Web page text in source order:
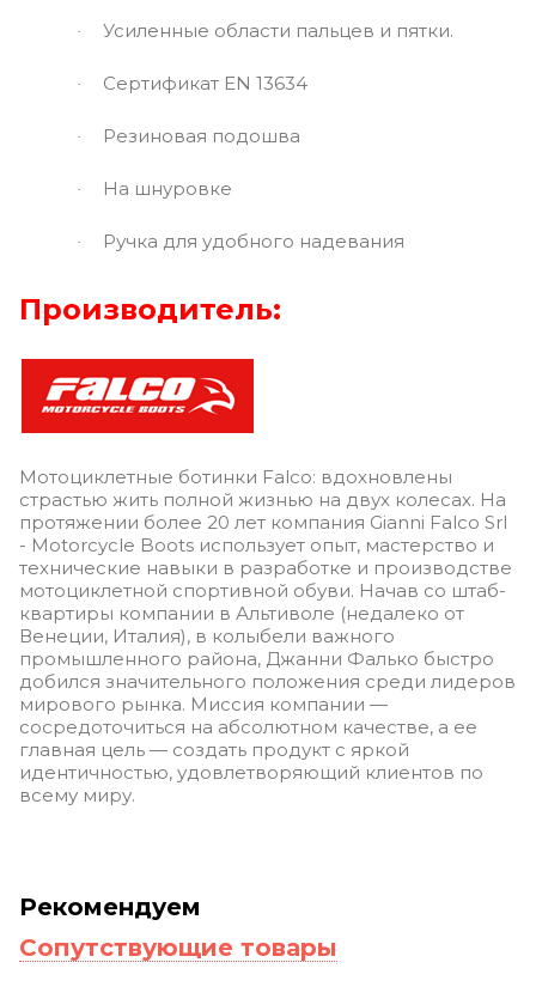
· Усиленные области пальцев и пятки.
· Сертификат EN 13634
· Резиновая подошва
· На шнуровке
· Ручка для удобного надевания
Производитель:
Мотоциклетные ботинки Falco: вдохновлены
страстью жить полной жизнью на двух колесах. На
протяжении более 20 лет компания Gianni Falco Srl
- Motorcycle Boots использует опыт, мастерство и
технические навыки в разработке и производстве
мотоциклетной спортивной обуви. Начав со штаб-
квартиры компании в Альтиволе (недалеко от
Венеции, Италия), в колыбели важного
промышленного района, Джанни Фалько быстро
добился значительного положения среди лидеров
мирового рынка. Миссия компании —
сосредоточиться на абсолютном качестве, а ее
главная цель — создать продукт с яркой
идентичностью, удовлетворяющий клиентов по
всему миру.
Рекомендуем
Сопутствующие товары